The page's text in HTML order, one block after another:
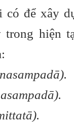
để xây
trong hiện